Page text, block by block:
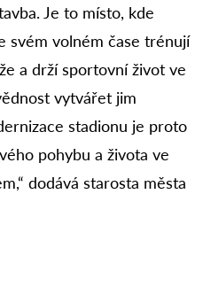
Je to místo, kde
svém volném čase trénují
a drží sportovní život ve
vytvářet jim
stadionu je proto
pohybu a života ve
dodává starosta města